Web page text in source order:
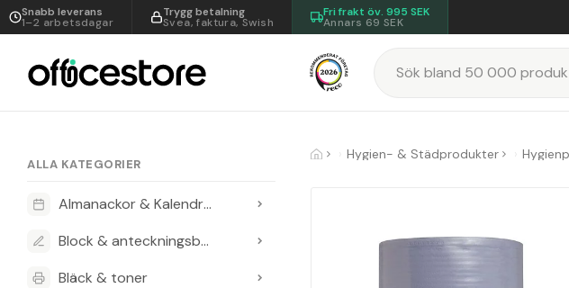
Snabb leverans
1–2 arbetsdagar
Trygg betalning
Svea, faktura, Swish
Fri frakt öv. 995 SEK
Annars 69 SEK
ALLA KATEGORIER
Almanackor & Kalendrar
Block & anteckningsböcker
Bläck & toner
Hygien- & Städprodukter